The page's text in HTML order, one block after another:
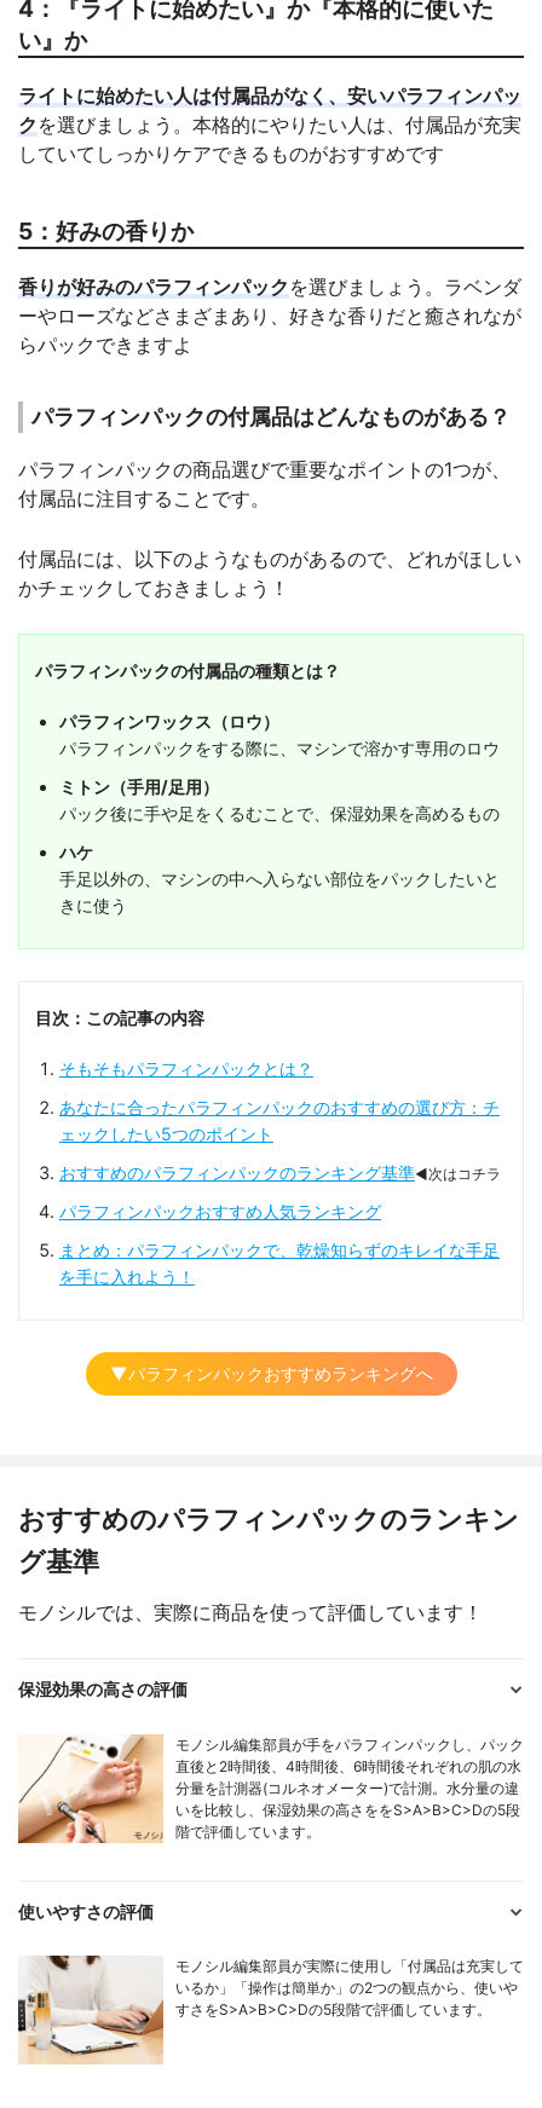
4：『ライトに始めたい』か『本格的に使いた
い』か
ライトに始めたい人は付属品がなく、安いパラフィンパッ
ク を選びましょう。本格的にやりたい人は、付属品が充実
していてしっかりケアできるものがおすすめです
5：好みの香りか
香りが好みのパラフィンパック を選びましょう。ラベンダ
ーやローズなどさまざまあり、好きな香りだと癒されなが
らパックできますよ
パラフィンパックの付属品はどんなものがある？
パラフィンパックの商品選びで重要なポイントの1つが、
付属品に注目することです。
付属品には、以下のようなものがあるので、どれがほしい
かチェックしておきましょう！
パラフィンパックの付属品の種類とは？
パラフィンワックス（ロウ）
パラフィンパックをする際に、マシンで溶かす専用のロウ
ミトン（手用/足用）
パック後に手や足をくるむことで、保湿効果を高めるもの
ハケ
手足以外の、マシンの中へ入らない部位をパックしたいと
きに使う
目次：この記事の内容
そもそもパラフィンパックとは？
あなたに合ったパラフィンパックのおすすめの選び方：チ
ェックしたい5つのポイント
おすすめのパラフィンパックのランキング基準◀次はコチラ
パラフィンパックおすすめ人気ランキング
まとめ：パラフィンパックで、乾燥知らずのキレイな手足
を手に入れよう！
▼パラフィンパックおすすめランキングへ
おすすめのパラフィンパックのランキン
グ基準
モノシルでは、実際に商品を使って評価しています！
保湿効果の高さの評価
モノシル編集部員が手をパラフィンパックし、パック
直後と2時間後、4時間後、6時間後それぞれの肌の水
分量を計測器(コルネオメーター)で計測。水分量の違
いを比較し、保湿効果の高さををS>A>B>C>Dの5段
階で評価しています。
使いやすさの評価
モノシル編集部員が実際に使用し「付属品は充実して
いるか」「操作は簡単か」の2つの観点から、使いや
すさをS>A>B>C>Dの5段階で評価しています。